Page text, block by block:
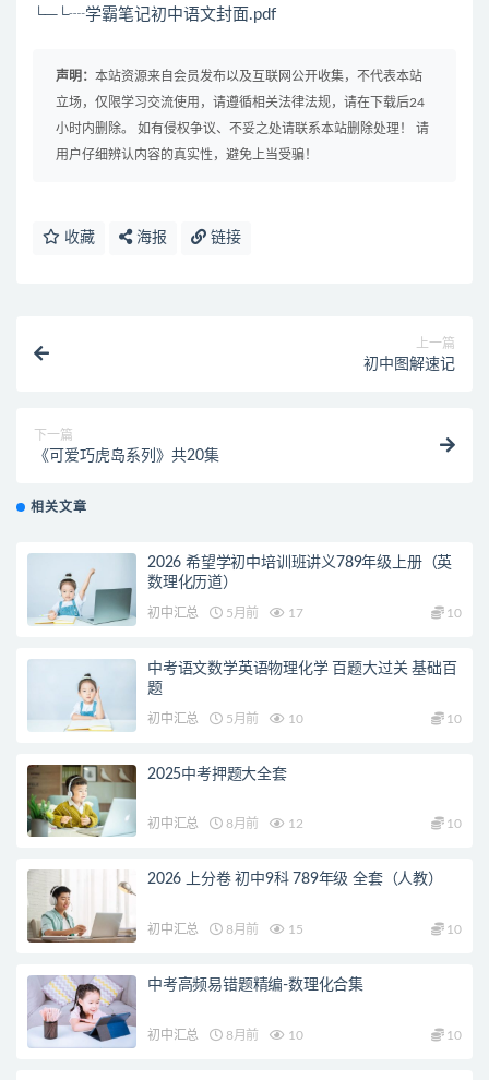
└─└┈学霸笔记初中语文封面.pdf
声明： 本站资源来自会员发布以及互联网公开收集，不代表本站
立场，仅限学习交流使用，请遵循相关法律法规，请在下载后24
小时内删除。 如有侵权争议、不妥之处请联系本站删除处理！ 请
用户仔细辨认内容的真实性，避免上当受骗！
收藏 海报 链接
上一篇
初中图解速记
下一篇
《可爱巧虎岛系列》共20集
相关文章
2026 希望学初中培训班讲义789年级上册（英
数理化历道）
初中汇总 5月前 17 10
中考语文数学英语物理化学 百题大过关 基础百
题
初中汇总 5月前 10 10
2025中考押题大全套
初中汇总 8月前 12 10
2026 上分卷 初中9科 789年级 全套（人教）
初中汇总 8月前 15 10
中考高频易错题精编-数理化合集
初中汇总 8月前 10 10